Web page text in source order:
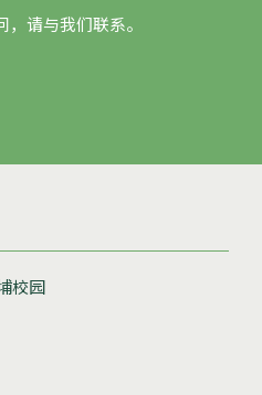
请与我们联系。
校园